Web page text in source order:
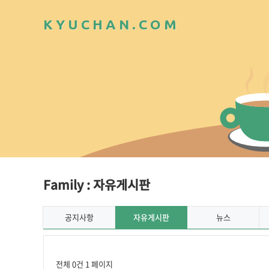
K Y U C H A N . C O M
Family : 자유게시판
공지사항 자유게시판 뉴스
전체 0건 1 페이지